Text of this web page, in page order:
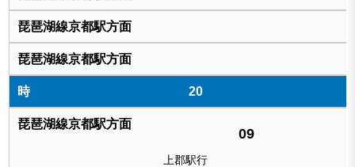
20
09
上郡駅行